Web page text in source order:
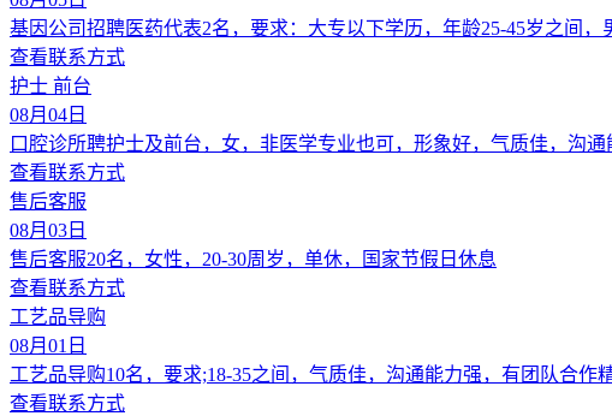
基因公司招聘医药代表2名，要求：大专以下学历，年龄25-45岁之间
查看联系方式
护士 前台
08月04日
口腔诊所聘护士及前台，女，非医学专业也可，形象好，气质佳，沟通
查看联系方式
售后客服
08月03日
售后客服20名，女性，20-30周岁，单休，国家节假日休息
查看联系方式
工艺品导购
08月01日
工艺品导购10名，要求;18-35之间，气质佳，沟通能力强，有团队合作
查看联系方式